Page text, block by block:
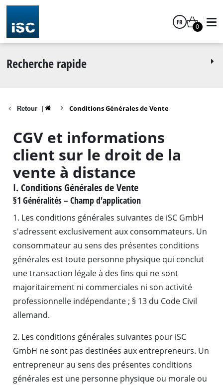
FR
0
Recherche rapide
Retour Conditions Générales de Vente
CGV et informations
client sur le droit de la
vente à distance
I. Conditions Générales de Vente
§1 Généralités – Champ d'application
1. Les conditions générales suivantes de iSC GmbH
s'adressent exclusivement aux consommateurs. Un
consommateur au sens des présentes conditions
générales est toute personne physique qui conclut
une transaction légale à des fins qui ne sont
majoritairement ni commerciales ni son activité
professionnelle indépendante ; § 13 du Code Civil
allemand.
2. Les conditions générales suivantes pour iSC
GmbH ne sont pas destinées aux entrepreneurs. Un
entrepreneur au sens des présentes conditions
générales est une personne physique ou morale ou